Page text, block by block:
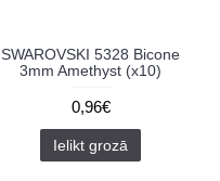
SWAROVSKI 5328 Bicone
3mm Amethyst (x10)
0,96€
Ielikt grozā